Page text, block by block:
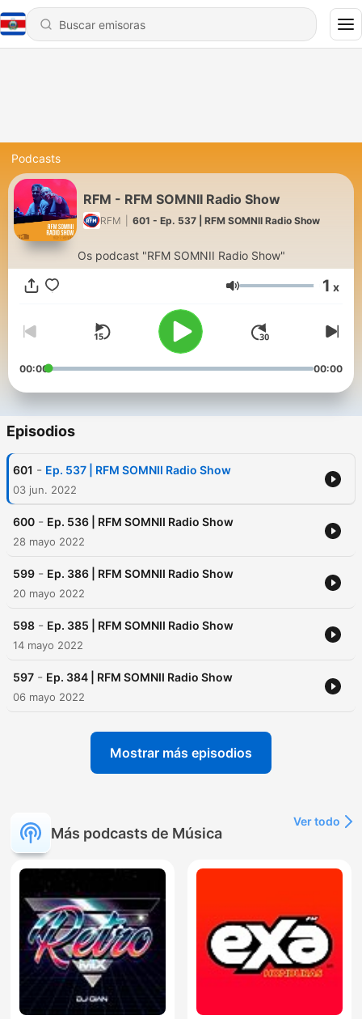
Podcasts
RFM - RFM SOMNII Radio Show
RFM 601 - Ep. 537 | RFM SOMNII Radio Show
Os podcast "RFM SOMNII Radio Show"
Volumen 1 x
00:00 00:00
Episodios
601 - Ep. 537 | RFM SOMNII Radio Show
03 jun. 2022
600 - Ep. 536 | RFM SOMNII Radio Show
28 mayo 2022
599 - Ep. 386 | RFM SOMNII Radio Show
20 mayo 2022
598 - Ep. 385 | RFM SOMNII Radio Show
14 mayo 2022
597 - Ep. 384 | RFM SOMNII Radio Show
06 mayo 2022
Mostrar más episodios
Más podcasts de Música
Ver todo